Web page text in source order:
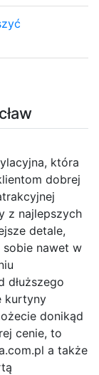
która
dobrej
z najlepszych
detale,
nawet w
dłuższego
kurtyny
donikąd
cenie, to
a także